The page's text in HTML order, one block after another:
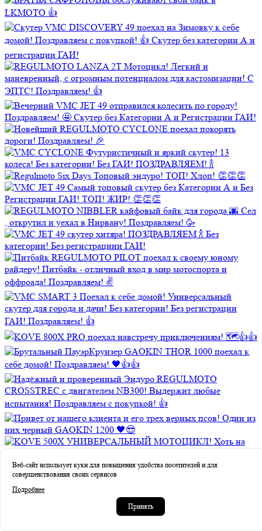
Веб-сайт использует куки для повышения удобства посетителей и для
совершенствования своих сервисов
Подробнее
Принять